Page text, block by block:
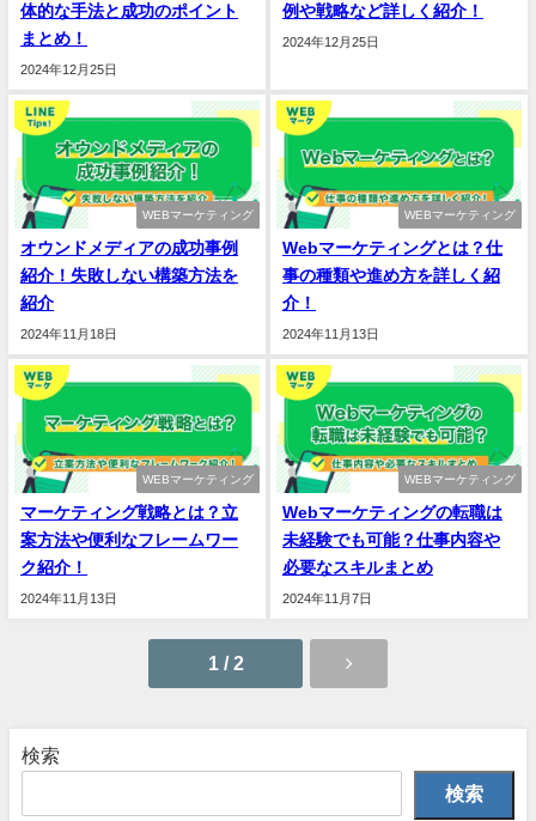
体的な手法と成功のポイント
まとめ！
2024年12月25日
例や戦略など詳しく紹介！
2024年12月25日
WEBマーケティング
オウンドメディアの成功事例
紹介！失敗しない構築方法を
紹介
2024年11月18日
WEBマーケティング
Webマーケティングとは？仕
事の種類や進め方を詳しく紹
介！
2024年11月13日
WEBマーケティング
マーケティング戦略とは？立
案方法や便利なフレームワー
ク紹介！
2024年11月13日
WEBマーケティング
Webマーケティングの転職は
未経験でも可能？仕事内容や
必要なスキルまとめ
2024年11月7日
1 / 2
検索
検索